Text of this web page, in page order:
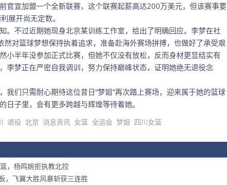
官宣加盟一个全新联赛，这个联赛起薪高达200万美元，但该赛事要
展开尚无定数。
。不过近期她现身北京某训练工作室，给出了明确回应。李梦在社
然对篮球梦想保持执着追求，准备赴海外赛场拼搏，也做好了承受艰
小半年没参加正式比赛，但她不仅没有放松，反而身材更显结实有
李梦正在严密自我调训，努力保持巅峰状态，证明她绝无退役念
我们只需耐心期待这位昔日“梦姐”再次踏上赛场，迎来属于她的篮球
子里，会有更多跨越与辉煌等待着她。
退役 北京 消息资讯 女篮 全运会 梦姐 四川女篮
，杨鸣婉拒执教北控
，飞翼大胜风暴斩获三连胜